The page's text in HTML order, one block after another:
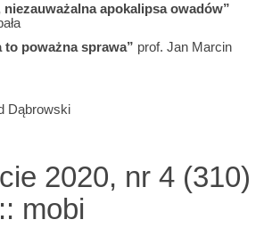
niezauważalna apokalipsa owadów”
to poważna sprawa” prof. Jan Marcin
Dąbrowski
2020, nr 4 (310)
mobi